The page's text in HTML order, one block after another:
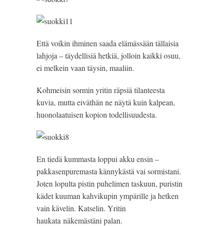
Että voikin ihminen saada elämässään tällaisia
lahjoja – täydellisiä hetkiä, jolloin kaikki osuu,
ei melkein vaan täysin, maaliin.
Kohmeisin sormin yritin räpsiä tilanteesta
kuvia, mutta eiväthän ne näytä kuin kalpean,
huonolaatuisen kopion todellisuudesta.
En tiedä kummasta loppui akku ensin –
pakkasenpuremasta kännykästä vai sormistani.
Joten lopulta pistin puhelimen taskuun, puristin
kädet kuuman kahvikupin ympärille ja hetken
vain kävelin. Katselin. Yritin
haukata näkemästäni palan.